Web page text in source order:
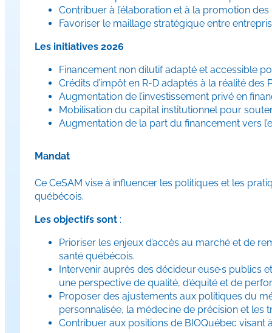
Contribuer à l’élaboration et à la promotion
Favoriser le maillage stratégique entre
Les initiatives 2026
Financement non dilutif adapté et accessible
Crédits d’impôt en R-D adaptés à la réalité des
Augmentation de l’investissement privé en
Mobilisation du capital institutionnel pour
Augmentation de la part du financement vers
Mandat
Ce CeSAM vise à influencer les politiques et les
québécois.
Les objectifs sont :
Prioriser les enjeux d’accès au marché et de
santé québécois.
Intervenir auprès des décideur·euse·s publics
une perspective de qualité, d’équité et de
Proposer des ajustements aux politiques du
personnalisée, la médecine de précision et les
Contribuer aux positions de BIOQuébec visant